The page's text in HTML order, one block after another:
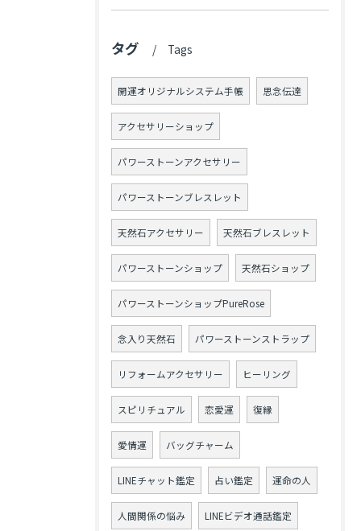
タグ Tags
開運オリジナルシステム手帳 思念伝達
アクセサリーショップ
パワーストーンアクセサリー
パワーストーンブレスレット
天然石アクセサリー 天然石ブレスレット
パワーストーンショップ 天然石ショップ
パワーストーンショップPureRose
念入り天然石 パワーストーンストラップ
リフォームアクセサリー ヒーリング
スピリチュアル 恋愛運 復縁
愛情運 バッグチャーム
LINEチャット鑑定 占い鑑定 運命の人
人間関係の悩み LINEビデオ通話鑑定